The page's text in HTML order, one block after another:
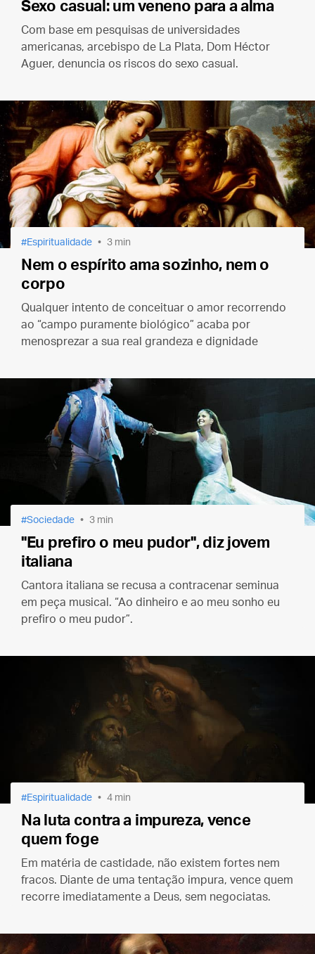
Sexo casual: um veneno para a alma
Com base em pesquisas de universidades
americanas, arcebispo de La Plata, Dom Héctor
Aguer, denuncia os riscos do sexo casual.
Espiritualidade 3 min
Nem o espírito ama sozinho, nem o
corpo
Qualquer intento de conceituar o amor recorrendo
ao “campo puramente biológico” acaba por
menosprezar a sua real grandeza e dignidade
Sociedade 3 min
"Eu prefiro o meu pudor", diz jovem
italiana
Cantora italiana se recusa a contracenar seminua
em peça musical. “Ao dinheiro e ao meu sonho eu
prefiro o meu pudor”.
Espiritualidade 4 min
Na luta contra a impureza, vence
quem foge
Em matéria de castidade, não existem fortes nem
fracos. Diante de uma tentação impura, vence quem
recorre imediatamente a Deus, sem negociatas.